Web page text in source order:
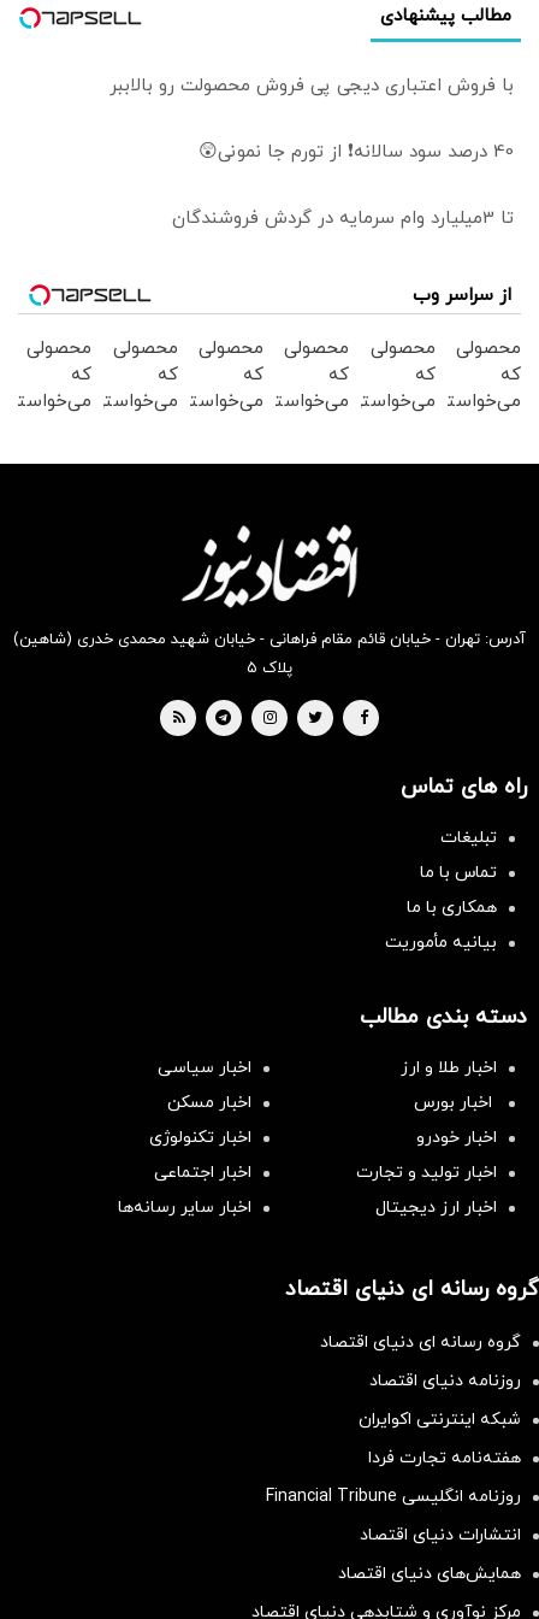
مطالب پیشنهادی
با فروش اعتباری دیجی پی فروش محصولت رو بالاببر
40 درصد سود سالانه❗ از تورم جا نمونی😲
تا 3میلیارد وام سرمایه در گردش فروشندگان
از سراسر وب
محصولی
که
می‌خواستی
محصولی
که
می‌خواستی
محصولی
که
می‌خواستی
بخر !
محصولی
که
می‌خواستی
بخر !
محصولی
که
می‌خواستی
محصولی
که
می‌خواستی
آدرس: تهران - خیابان قائم مقام فراهانی - خیابان شهید محمدی خدری (شاهین)
پلاک ۵
راه های تماس
تبلیغات
تماس با ما
همکاری با ما
بیانیه مأموریت
دسته بندی مطالب
اخبار طلا و ارز
اخبار سیاسی
اخبار بورس
اخبار مسکن
اخبار خودرو
اخبار تکنولوژی
اخبار تولید و تجارت
اخبار اجتماعی
اخبار ارز دیجیتال
اخبار سایر رسانه‌‌ها
گروه رسانه ای دنیای اقتصاد
گروه رسانه ای دنیای اقتصاد
روزنامه دنیای اقتصاد
شبکه اینترنتی اکوایران
هفته‌نامه تجارت فردا
روزنامه انگلیسی Financial Tribune
انتشارات دنیای اقتصاد
همایش‌های دنیای اقتصاد
مرکز نوآوری و شتابدهی دنیای اقتصاد